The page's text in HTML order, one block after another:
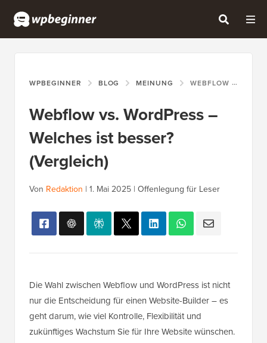
WPBEGINNER BLOG MEINUNG WEBFLOW VS. WORDPRESS – WELCHES IST BESSER? (VERGLEICH)
Webflow vs. WordPress –
Welches ist besser?
(Vergleich)
Von Redaktion | 1. Mai 2025 | Offenlegung für Leser
Die Wahl zwischen Webflow und WordPress ist nicht
nur die Entscheidung für einen Website-Builder – es
geht darum, wie viel Kontrolle, Flexibilität und
zukünftiges Wachstum Sie für Ihre Website wünschen.